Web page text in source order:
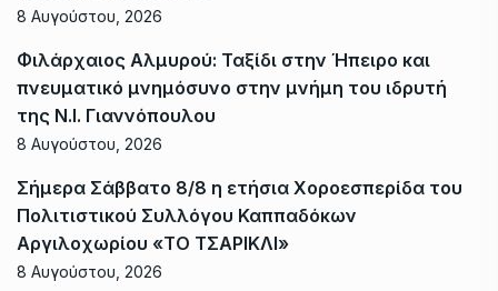
8 Αυγούστου, 2026
Φιλάρχαιος Αλμυρού: Ταξίδι στην Ήπειρο και
πνευματικό μνημόσυνο στην μνήμη του ιδρυτή
της Ν.Ι. Γιαννόπουλου
8 Αυγούστου, 2026
Σήμερα Σάββατο 8/8 η ετήσια Χοροεσπερίδα του
Πολιτιστικού Συλλόγου Καππαδόκων
Αργιλοχωρίου «ΤΟ ΤΣΑΡΙΚΛΙ»
8 Αυγούστου, 2026